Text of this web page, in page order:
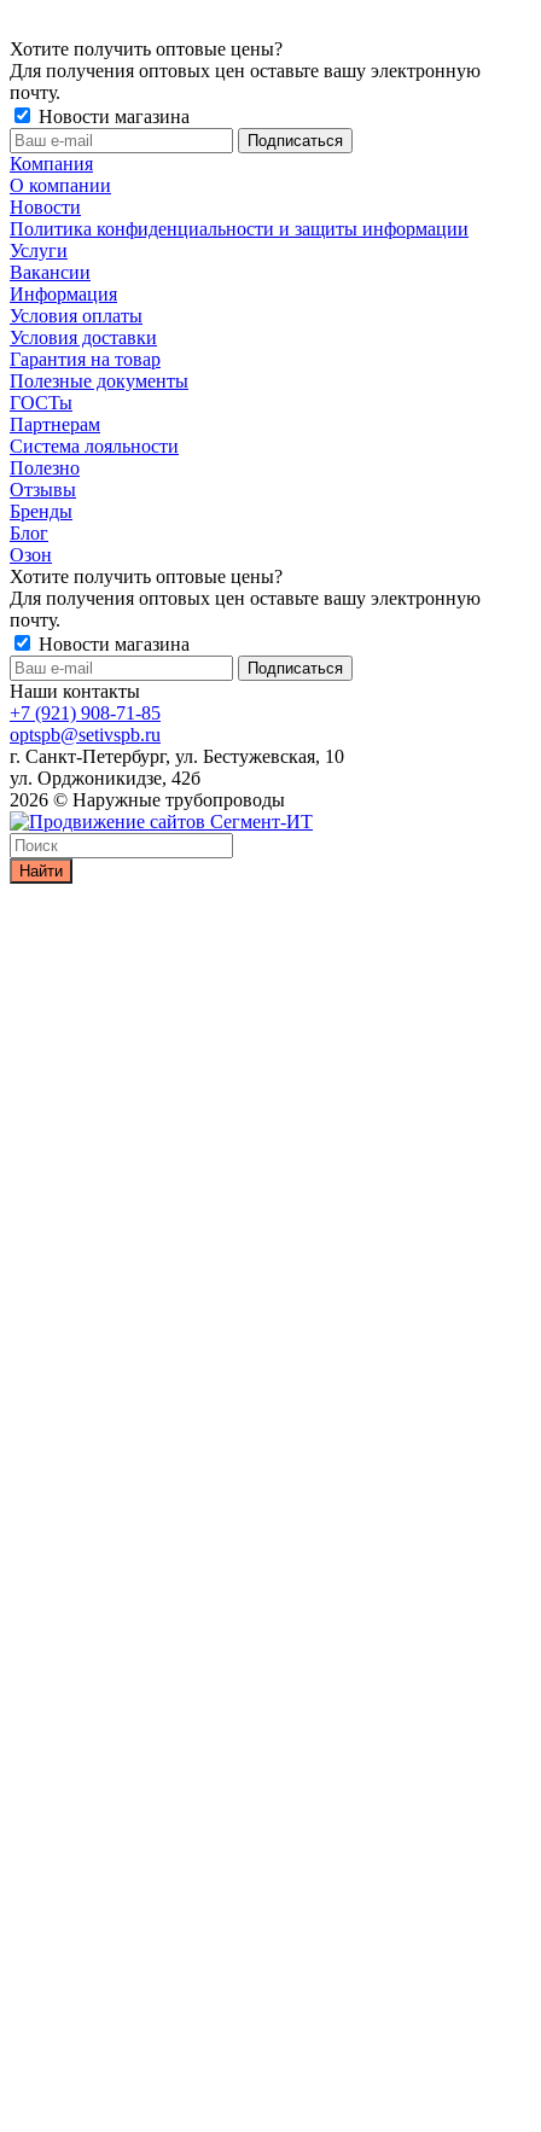
Хотите получить оптовые цены?
Для получения оптовых цен оставьте вашу электронную
почту.
Новости магазина
Компания
О компании
Новости
Политика конфиденциальности и защиты информации
Услуги
Вакансии
Информация
Условия оплаты
Условия доставки
Гарантия на товар
Полезные документы
ГОСТы
Партнерам
Система лояльности
Полезно
Отзывы
Бренды
Блог
Озон
Хотите получить оптовые цены?
Для получения оптовых цен оставьте вашу электронную
почту.
Новости магазина
Наши контакты
+7 (921) 908-71-85
optspb@setivspb.ru
г. Санкт-Петербург, ул. Бестужевская, 10
ул. Орджоникидзе, 42б
2026 © Наружные трубопроводы
Найти